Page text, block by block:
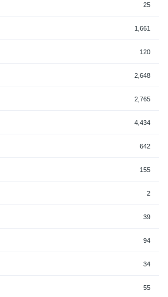
25
1,661
120
2,648
2,765
4,434
642
155
2
39
94
34
55